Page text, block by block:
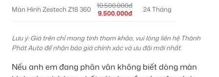
Màn Hình Zestech Z18 360
10.500.000đ
9.500.000đ
24 Tháng
Lưu ý: Giá trên chỉ mang tính tham khảo, vui lòng liên hệ Thành
Phát Auto để nhận báo giá chính xác và ưu đãi mới nhất.
Nếu anh em đang phân vân không biết dòng màn